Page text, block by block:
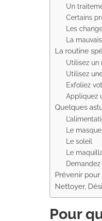
Un
Certains
Les
La
La routine
Utilisez un
Utilisez
Exfoliez
Appliquez
Quelques
Le
Le soleil
Le
Demandez
Prévenir
Nettoyer,
Pour